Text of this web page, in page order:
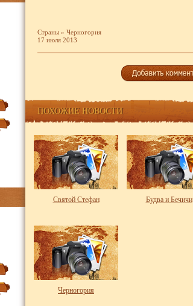
Страны » Черногория
17 июля 2013
ПОХОЖИЕ НОВОСТИ
Святой Стефан Будва и Бечичи
Черногория